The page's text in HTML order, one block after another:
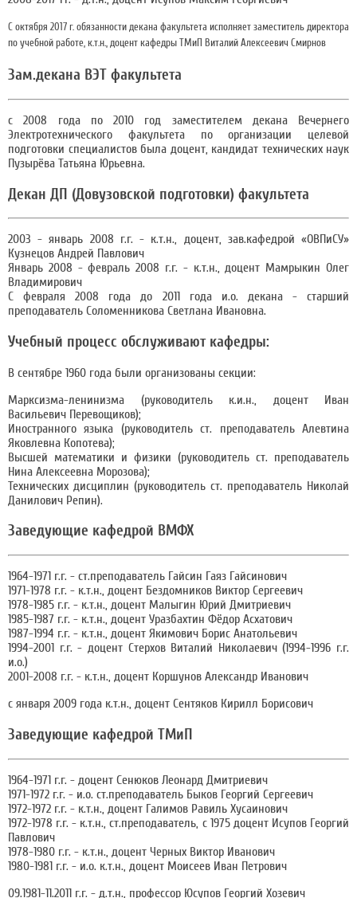
C октября 2017 г. обязанности декана факультета исполняет заместитель директора
по учебной работе, к.т.н., доцент кафедры ТМиП Виталий Алексеевич Смирнов
Зам.декана ВЭТ факультета
с 2008 года по 2010 год заместителем декана Вечернего
Электротехнического факультета по организации целевой
подготовки специалистов была доцент, кандидат технических наук
Пузырёва Татьяна Юрьевна.
Декан ДП (Довузовской подготовки) факультета
2003 - январь 2008 г.г. - к.т.н., доцент, зав.кафедрой «ОВПиСУ»
Кузнецов Андрей Павлович
Январь 2008 - февраль 2008 г.г. - к.т.н., доцент Мамрыкин Олег
Владимирович
С февраля 2008 года до 2011 года и.о. декана - старший
преподаватель Соломенникова Светлана Ивановна.
Учебный процесс обслуживают кафедры:
В сентябре 1960 года были организованы секции:
Марксизма-ленинизма (руководитель к.и.н., доцент Иван
Васильевич Перевощиков);
Иностранного языка (руководитель ст. преподаватель Алевтина
Яковлевна Копотева);
Высшей математики и физики (руководитель ст. преподаватель
Нина Алексеевна Морозова);
Технических дисциплин (руководитель ст. преподаватель Николай
Данилович Репин).
Заведующие кафедрой ВМФХ
1964-1971 г.г. - ст.преподаватель Гайсин Гаяз Гайсинович
1971-1978 г.г. - к.т.н., доцент Бездомников Виктор Сергеевич
1978-1985 г.г. - к.т.н., доцент Малыгин Юрий Дмитриевич
1985-1987 г.г. - к.т.н., доцент Уразбахтин Фёдор Асхатович
1987-1994 г.г. - к.т.н., доцент Якимович Борис Анатольевич
1994-2001 г.г. - доцент Стерхов Виталий Николаевич (1994-1996 г.г.
и.о.)
2001-2008 г.г. - к.т.н., доцент Коршунов Александр Иванович
с января 2009 года к.т.н., доцент Сентяков Кирилл Борисович
Заведующие кафедрой ТМиП
1964-1971 г.г. - доцент Сенюков Леонард Дмитриевич
1971-1972 г.г. - и.о. ст.преподаватель Быков Георгий Сергеевич
1972-1972 г.г. - к.т.н., доцент Галимов Равиль Хусаинович
1972-1978 г.г. - к.т.н., ст.преподаватель, с 1975 доцент Исупов Георгий
Павлович
1978-1980 г.г. - к.т.н., доцент Черных Виктор Иванович
1980-1981 г.г. - и.о. к.т.н., доцент Моисеев Иван Петрович
09.1981-11.2011 г.г. - д.т.н., профессор Юсупов Георгий Хозевич